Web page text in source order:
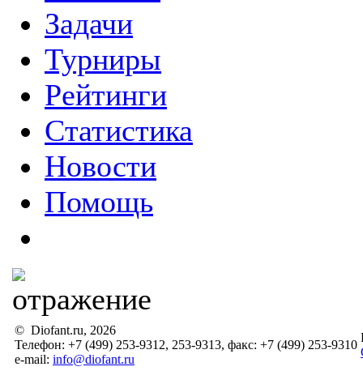
Задачи
Турниры
Рейтинги
Статистика
Новости
Помощь
© Diofant.ru, 2026
Телефон: +7 (499) 253-9312, 253-9313, факс: +7 (499) 253-9310
e-mail: info@diofant.ru